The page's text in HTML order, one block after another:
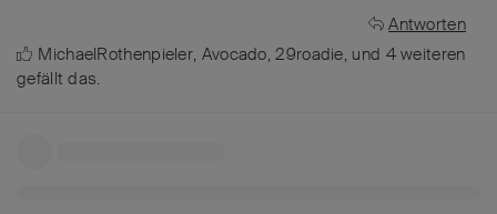
Antworten
MichaelRothenpieler, Avocado,29roadie, und 4weiteren
gefällt das.